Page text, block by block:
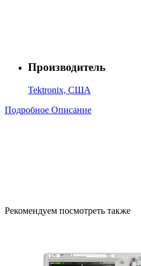
Производитель
Tektronix, США
Подробное Описание
Рекомендуем посмотреть также